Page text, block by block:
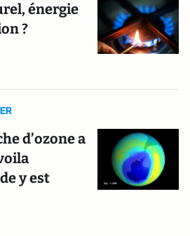
énergie
?
d’ozone a
y est